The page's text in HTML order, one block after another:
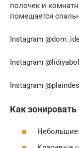
полочек и
помещается
Instagram
Instagram
Instagram
Как
Небольшие